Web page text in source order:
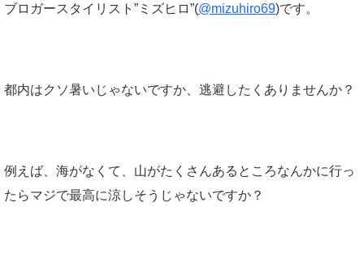
ブロガースタイリスト”ミズヒロ”(@mizuhiro69)です。
都内はクソ暑いじゃないですか、逃避したくありませんか？
例えば、海がなくて、山がたくさんあるところなんかに行っ
たらマジで最高に涼しそうじゃないですか？